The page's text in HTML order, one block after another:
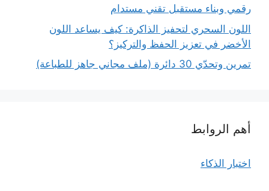
رقمي وبناء مستقبل تقني مستدام
اللون السحري لتحفيز الذاكرة: كيف يساعد اللون
الأخضر في تعزيز الحفظ والتركيز؟
تمرين وتحدّي 30 دائرة (ملف مجاني جاهز للطباعة)
أهم الروابط
اختبار الذكاء